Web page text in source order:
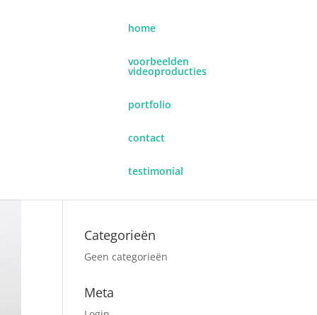
home
voorbeelden
videoproducties
portfolio
contact
testimonial
Categorieën
Geen categorieën
Meta